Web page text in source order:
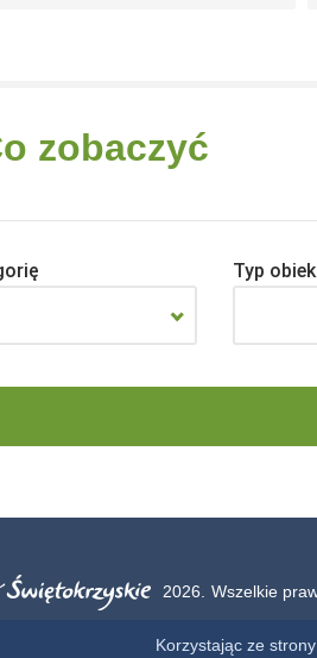
zobaczyć
Typ
2026. Wszelkie
Korzystając ze